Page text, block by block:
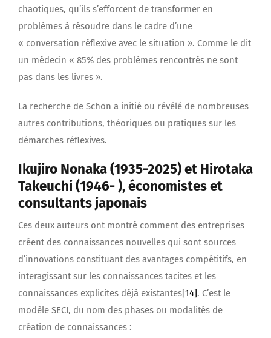
chaotiques, qu’ils s’efforcent de transformer en
problèmes à résoudre dans le cadre d’une
« conversation réflexive avec le situation ». Comme le dit
un médecin « 85% des problèmes rencontrés ne sont
pas dans les livres ».
La recherche de Schön a initié ou révélé de nombreuses
autres contributions, théoriques ou pratiques sur les
démarches réflexives.
Ikujiro Nonaka (1935-2025) et Hirotaka
Takeuchi (1946- ), économistes et
consultants japonais
Ces deux auteurs ont montré comment des entreprises
créent des connaissances nouvelles qui sont sources
d’innovations constituant des avantages compétitifs, en
interagissant sur les connaissances tacites et les
connaissances explicites déjà existantes[14]. C’est le
modèle SECI, du nom des phases ou modalités de
création de connaissances :